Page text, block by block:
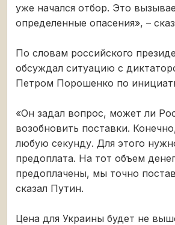
уже начался отбор. Это
определенные опасения», –
По словам российского
обсуждал ситуацию с
Петром Порошенко по
«Он задал вопрос, может ли
возобновить поставки.
любую секунду. Для этого
предоплата. На тот объем
предоплачены, мы точно
сказал Путин.
Цена для Украины будет не